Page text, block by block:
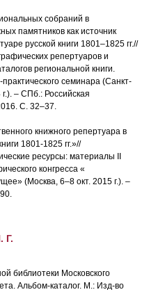
собраний в
памятников как источник
русской книги 1801–1825 гг.//
репертуаров и
региональной книги.
семинара (Санкт-
– СПб.: Российская
С. 32–37.
книжного репертуара в
1801-1825 гг.»//
ресурсы: материалы II
конгресса «
(Москва, 6–8 окт. 2015 г.). –
Г.
библиотеки Московского
Альбом-каталог. М.: Изд-во